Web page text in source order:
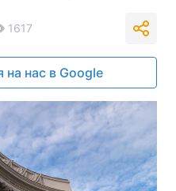
1617
на нас в Google